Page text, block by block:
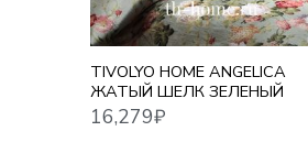
TIVOLYO HOME ANGELICA
ЖАТЫЙ ШЕЛК ЗЕЛЕНЫЙ